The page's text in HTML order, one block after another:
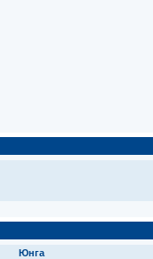
Юнга